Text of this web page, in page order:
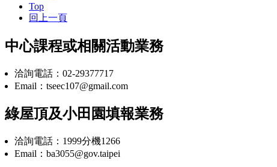
Top
回上一頁
中心課程或相關活動業務
洽詢電話：02-29377717
Email：tseec107@gmail.com
綠屋頂及小田園填報業務
洽詢電話：1999分機1266
Email：ba3055@gov.taipei